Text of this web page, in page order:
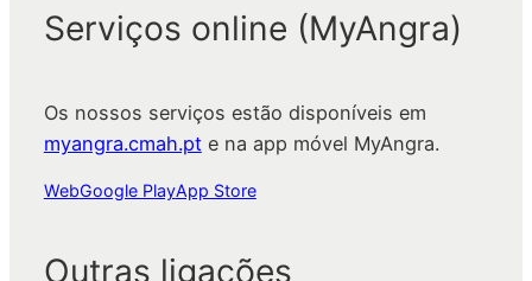
Serviços online (MyAngra)
Os nossos serviços estão disponíveis em
myangra.cmah.pt e na app móvel MyAngra.
WebGoogle PlayApp Store
Outras ligações